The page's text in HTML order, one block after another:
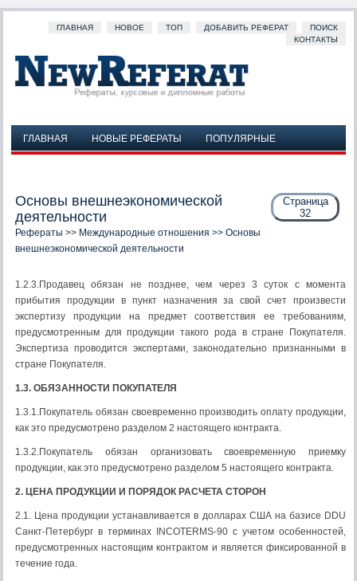
ГЛАВНАЯ НОВОЕ ТОП ДОБАВИТЬ РЕФЕРАТ
ПОИСК
КОНТАКТЫ
ГЛАВНАЯ НОВЫЕ РЕФЕРАТЫ
ПОПУЛЯРНЫЕ
Страница
32
Основы внешнеэкономической
деятельности
Рефераты >> Международные отношения >> Основы
внешнеэкономической деятельности
1.2.3.Продавец обязан не позднее, чем через 3 суток с момента
прибытия продукции в пункт назначения за свой счет произвести
экспертизу продукции на предмет соответствия ее требованиям,
предусмотренным для продукции такого рода в стране Покупателя.
Экспертиза проводится экспертами, законодательно признанными в
стране Покупателя.
1.3. ОБЯЗАННОСТИ ПОКУПАТЕЛЯ
1.3.1.Покупатель обязан своевременно производить оплату продукции,
как это предусмотрено разделом 2 настоящего контракта.
1.3.2.Покупатель обязан организовать своевременную приемку
продукции, как это предусмотрено разделом 5 настоящего контракта.
2. ЦЕНА ПРОДУКЦИИ И ПОРЯДОК РАСЧЕТА СТОРОН
2.1. Цена продукции устанавливается в долларах США на базисе DDU
Санкт-Петербург в терминах INCOTERMS-90 с учетом особенностей,
предусмотренных настоящим контрактом и является фиксированной в
течение года.